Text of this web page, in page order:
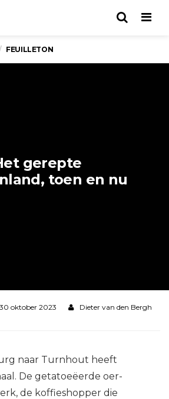
FEUILLETON
gerepte
toen en nu
30 oktober 2023 Dieter van den Bergh
naar Turnhout heeft
De getatoeëerde oer-
de koffieshopper die